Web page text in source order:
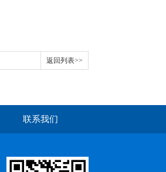
返回列表>>
联系我们